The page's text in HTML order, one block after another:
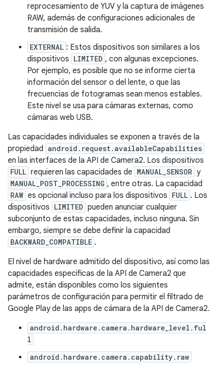
reprocesamiento de YUV y la captura de imágenes
RAW, además de configuraciones adicionales de
transmisión de salida.
EXTERNAL : Estos dispositivos son similares a los
dispositivos LIMITED , con algunas excepciones.
Por ejemplo, es posible que no se informe cierta
información del sensor o del lente, o que las
frecuencias de fotogramas sean menos estables.
Este nivel se usa para cámaras externas, como
cámaras web USB.
Las capacidades individuales se exponen a través de la
propiedad android.request.availableCapabilities
en las interfaces de la API de Camera2. Los dispositivos
FULL requieren las capacidades de MANUAL_SENSOR y
MANUAL_POST_PROCESSING , entre otras. La capacidad
RAW es opcional incluso para los dispositivos FULL . Los
dispositivos LIMITED pueden anunciar cualquier
subconjunto de estas capacidades, incluso ninguna. Sin
embargo, siempre se debe definir la capacidad
BACKWARD_COMPATIBLE .
El nivel de hardware admitido del dispositivo, así como las
capacidades específicas de la API de Camera2 que
admite, están disponibles como los siguientes
parámetros de configuración para permitir el filtrado de
Google Play de las apps de cámara de la API de Camera2.
android.hardware.camera.hardware_level.ful
l
android.hardware.camera.capability.raw